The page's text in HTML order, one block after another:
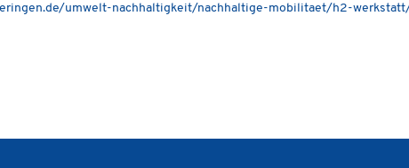
umwelt-nachhaltigkeit/nachhaltige-mobilitaet/h2-